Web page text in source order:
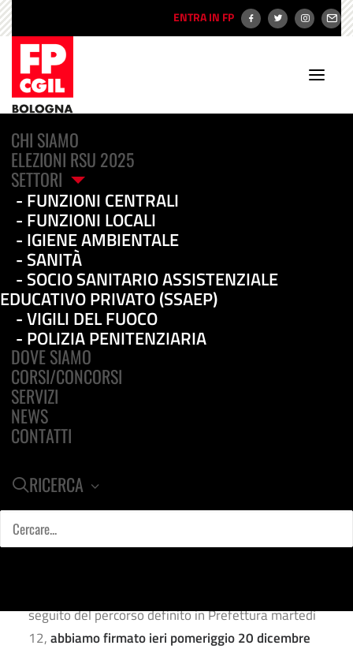
ENTRA IN FP
CHI SIAMO
ELEZIONI RSU 2025
SETTORI
FUNZIONI CENTRALI
FUNZIONI LOCALI
IGIENE AMBIENTALE
SANITÀ
SOCIO SANITARIO ASSISTENZIALE
EDUCATIVO PRIVATO (SSAEP)
VIGILI DEL FUOCO
POLIZIA PENITENZIARIA
DOVE SIAMO
CORSI/CONCORSI
SERVIZI
NEWS
CONTATTI
RICERCA
Nel Comune di Bologna
abbiamo messo in
sicurezza il salario
accessorio di tutti i
dipendenti
21 DICEMBRE 2023
seguito del percorso definito in Prefettura martedì
12,abbiamo firmato ieri pomeriggio 20 dicembre